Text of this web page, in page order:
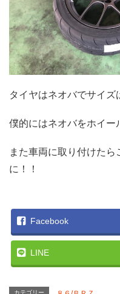
タイヤはネオバでサイ
僕的にはネオバをホイー
また車両に取り付けた
に！！
Facebook
LINE
カテゴリー